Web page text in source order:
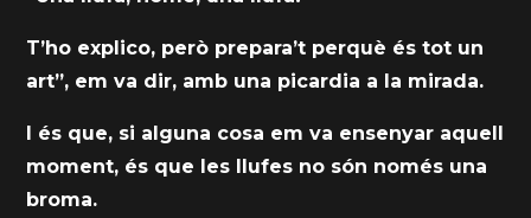
T’ho explico, però prepara’t perquè és tot un
art”, em va dir, amb una picardia a la mirada.
I és que, si alguna cosa em va ensenyar aquell
moment, és que les llufes no són només una
broma.